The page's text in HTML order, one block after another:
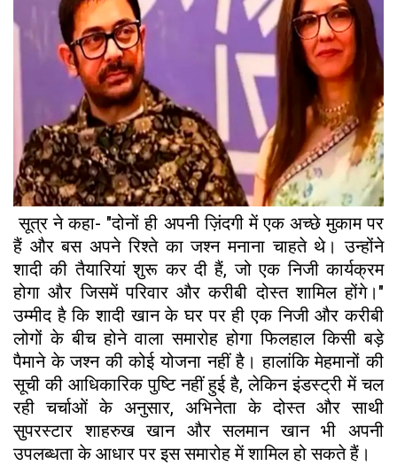
सूत्र ने कहा- "दोनों ही अपनी ज़िंदगी में एक अच्छे मुकाम पर
हैं और बस अपने रिश्ते का जश्न मनाना चाहते थे। उन्होंने
शादी की तैयारियां शुरू कर दी हैं, जो एक निजी कार्यक्रम
होगा और जिसमें परिवार और करीबी दोस्त शामिल होंगे।"
उम्मीद है कि शादी खान के घर पर ही एक निजी और करीबी
लोगों के बीच होने वाला समारोह होगा फिलहाल किसी बड़े
पैमाने के जश्न की कोई योजना नहीं है। हालांकि मेहमानों की
सूची की आधिकारिक पुष्टि नहीं हुई है, लेकिन इंडस्ट्री में चल
रही चर्चाओं के अनुसार, अभिनेता के दोस्त और साथी
सुपरस्टार शाहरुख खान और सलमान खान भी अपनी
उपलब्धता के आधार पर इस समारोह में शामिल हो सकते हैं।